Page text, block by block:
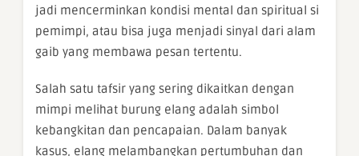
jadi mencerminkan kondisi mental dan spiritual si
pemimpi, atau bisa juga menjadi sinyal dari alam
gaib yang membawa pesan tertentu.
Salah satu tafsir yang sering dikaitkan dengan
mimpi melihat burung elang adalah simbol
kebangkitan dan pencapaian. Dalam banyak
kasus, elang melambangkan pertumbuhan dan